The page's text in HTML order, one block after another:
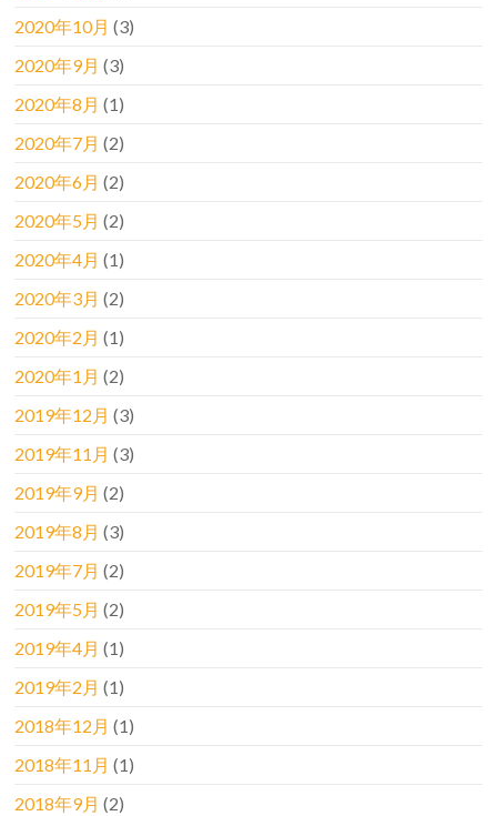
2020年10月 (3)
2020年9月 (3)
2020年8月 (1)
2020年7月 (2)
2020年6月 (2)
2020年5月 (2)
2020年4月 (1)
2020年3月 (2)
2020年2月 (1)
2020年1月 (2)
2019年12月 (3)
2019年11月 (3)
2019年9月 (2)
2019年8月 (3)
2019年7月 (2)
2019年5月 (2)
2019年4月 (1)
2019年2月 (1)
2018年12月 (1)
2018年11月 (1)
2018年9月 (2)